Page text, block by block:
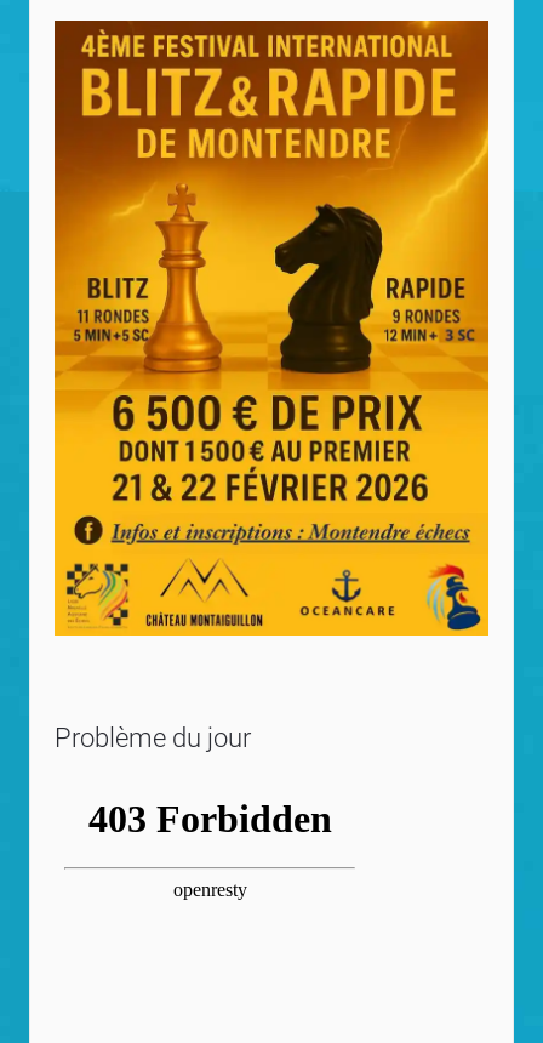
Problème du jour